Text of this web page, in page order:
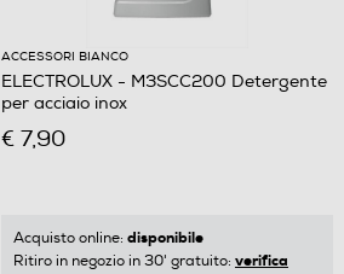
ACCESSORI BIANCO
ELECTROLUX - M3SCC200 Detergente
per acciaio inox
€ 7,90
Acquisto online: disponibile
Ritiro in negozio in 30' gratuito: verifica